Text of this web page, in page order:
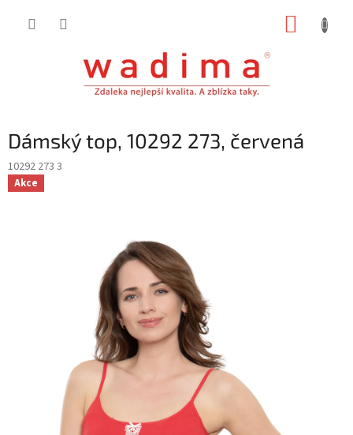
Dámský top, 10292 273, červená
10292 273 3
Akce